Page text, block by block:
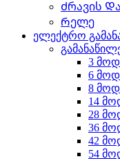
Ძრავის
Რელე
ელექტრო
3
6
8
14
28
36
42
54